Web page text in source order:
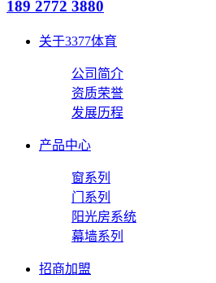
189 2772 3880
关于3377体育
公司简介
资质荣誉
发展历程
产品中心
窗系列
门系列
阳光房系统
幕墙系列
招商加盟